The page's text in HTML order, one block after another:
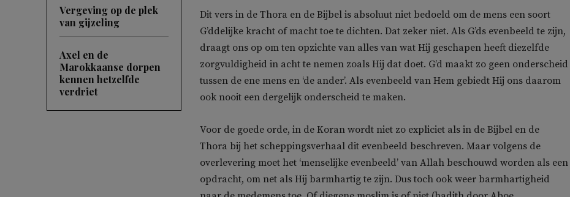
Vergeving op de plek
van gijzeling
Axel en de
Marokkaanse dorpen
kennen hetzelfde
verdriet
Dit vers in de Thora en de Bijbel is absoluut niet bedoeld om de mens een soort
G’ddelijke kracht of macht toe te dichten. Dat zeker niet. Als G’ds evenbeeld te zijn,
draagt ons op om ten opzichte van alles van wat Hij geschapen heeft diezelfde
zorgvuldigheid in acht te nemen zoals Hij dat doet. G’d maakt zo geen onderscheid
tussen de ene mens en ‘de ander’. Als evenbeeld van Hem gebiedt Hij ons daarom
ook nooit een dergelijk onderscheid te maken.
Voor de goede orde, in de Koran wordt niet zo expliciet als in de Bijbel en de
Thora bij het scheppingsverhaal dit evenbeeld beschreven. Maar volgens de
overlevering moet het ‘menselijke evenbeeld’ van Allah beschouwd worden als een
opdracht, om net als Hij barmhartig te zijn. Dus toch ook weer barmhartigheid